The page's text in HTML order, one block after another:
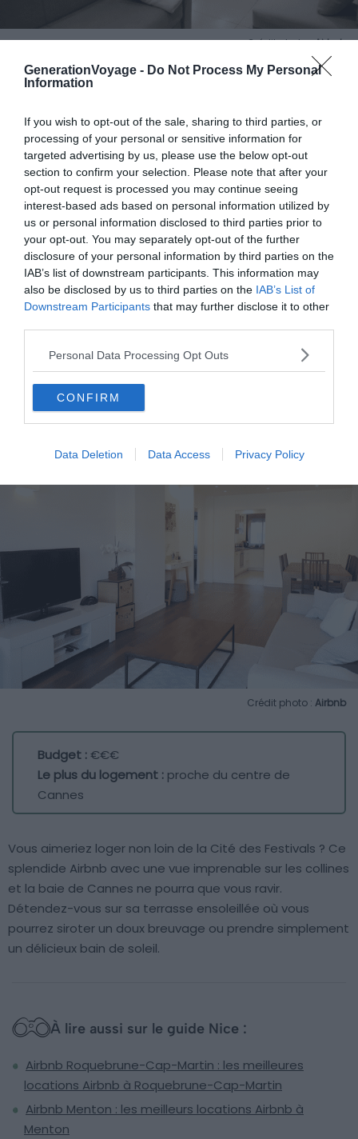
GenerationVoyage - Do Not Process My Personal
Information
If you wish to opt-out of the sale, sharing to third parties, or
processing of your personal or sensitive information for
targeted advertising by us, please use the below opt-out
section to confirm your selection. Please note that after your
opt-out request is processed you may continue seeing
interest-based ads based on personal information utilized by
us or personal information disclosed to third parties prior to
your opt-out. You may separately opt-out of the further
disclosure of your personal information by third parties on the
IAB’s list of downstream participants. This information may
also be disclosed by us to third parties on the IAB’s List of
Downstream Participants that may further disclose it to other
Personal Data Processing Opt Outs
CONFIRM
Data Deletion Data Access Privacy Policy
Crédit photo :Airbnb
Le plus du logement :
sa position centrale
À quelques minutes de marche du centre du Cannet,
trouvez ce bel appartement doté d’une terrasse que
vous ne voudrez bientôt plus quitter. Après une journée
sur les plages de Cannes, retrouvez-vous à l’ombre de
sa pergola pour lire un livre, boire un thé ou partager un
apéro entre amis·es.
7. Beau 3 pièces au calme
Voir ce logement
Crédit photo : Airbnb
Budget :€€€
Le plus du logement : proche du centre de
Cannes
Vous aimeriez loger non loin de la Cité des Festivals ? Ce
splendide Airbnb avec une vue imprenable sur les collines
et la baie de Cannes ne pourra que vous ravir.
Détendez-vous sur sa terrasse ensoleillée où vous
pourrez siroter un doux breuvage ou prendre simplement
un délicieux bain de soleil.
À lire aussi sur le guide Nice :
Airbnb Roquebrune-Cap-Martin : les meilleures
locations Airbnb à Roquebrune-Cap-Martin
Airbnb Menton : les meilleurs locations Airbnb à
Menton